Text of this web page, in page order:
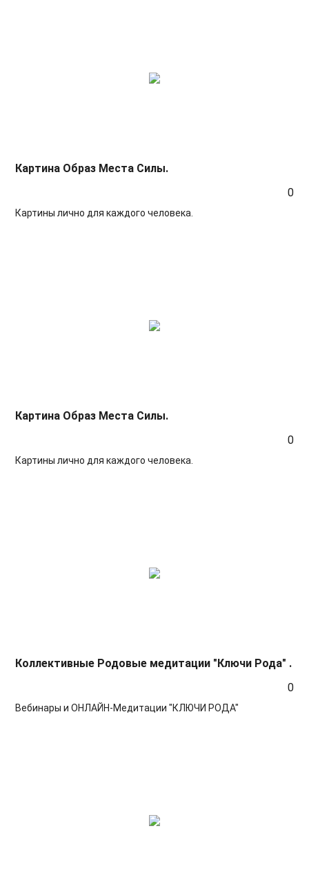
Картина Образ Места Силы.
0
Картины лично для каждого человека.
Картина Образ Места Силы.
0
Картины лично для каждого человека.
Коллективные Родовые медитации "Ключи Рода" .
0
Вебинары и ОНЛАЙН-Медитации "КЛЮЧИ РОДА"